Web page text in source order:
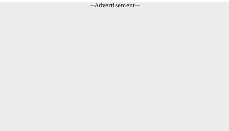
---Advertisement---